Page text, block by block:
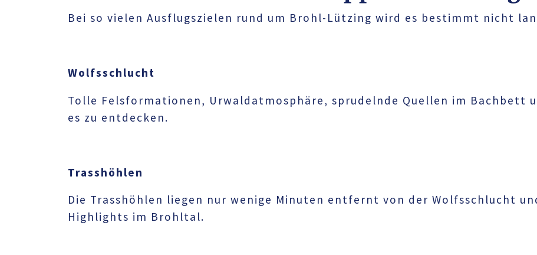
Bei so vielen Ausflugszielen rund um Brohl-Lützing wird es bestimmt nicht
Wolfsschlucht
Tolle Felsformationen, Urwaldatmosphäre, sprudelnde Quellen im Bachbett
es zu entdecken.
Trasshöhlen
Die Trasshöhlen liegen nur wenige Minuten entfernt von der Wolfsschlucht
Highlights im Brohltal.